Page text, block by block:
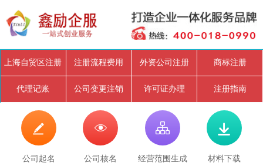
上海自贸区注册 注册流程费用 外资公司注册 商标注册
代理记账 公司变更注销 许可证办理 注册指南

公司起名

公司核名

经营范围生成

材料下载